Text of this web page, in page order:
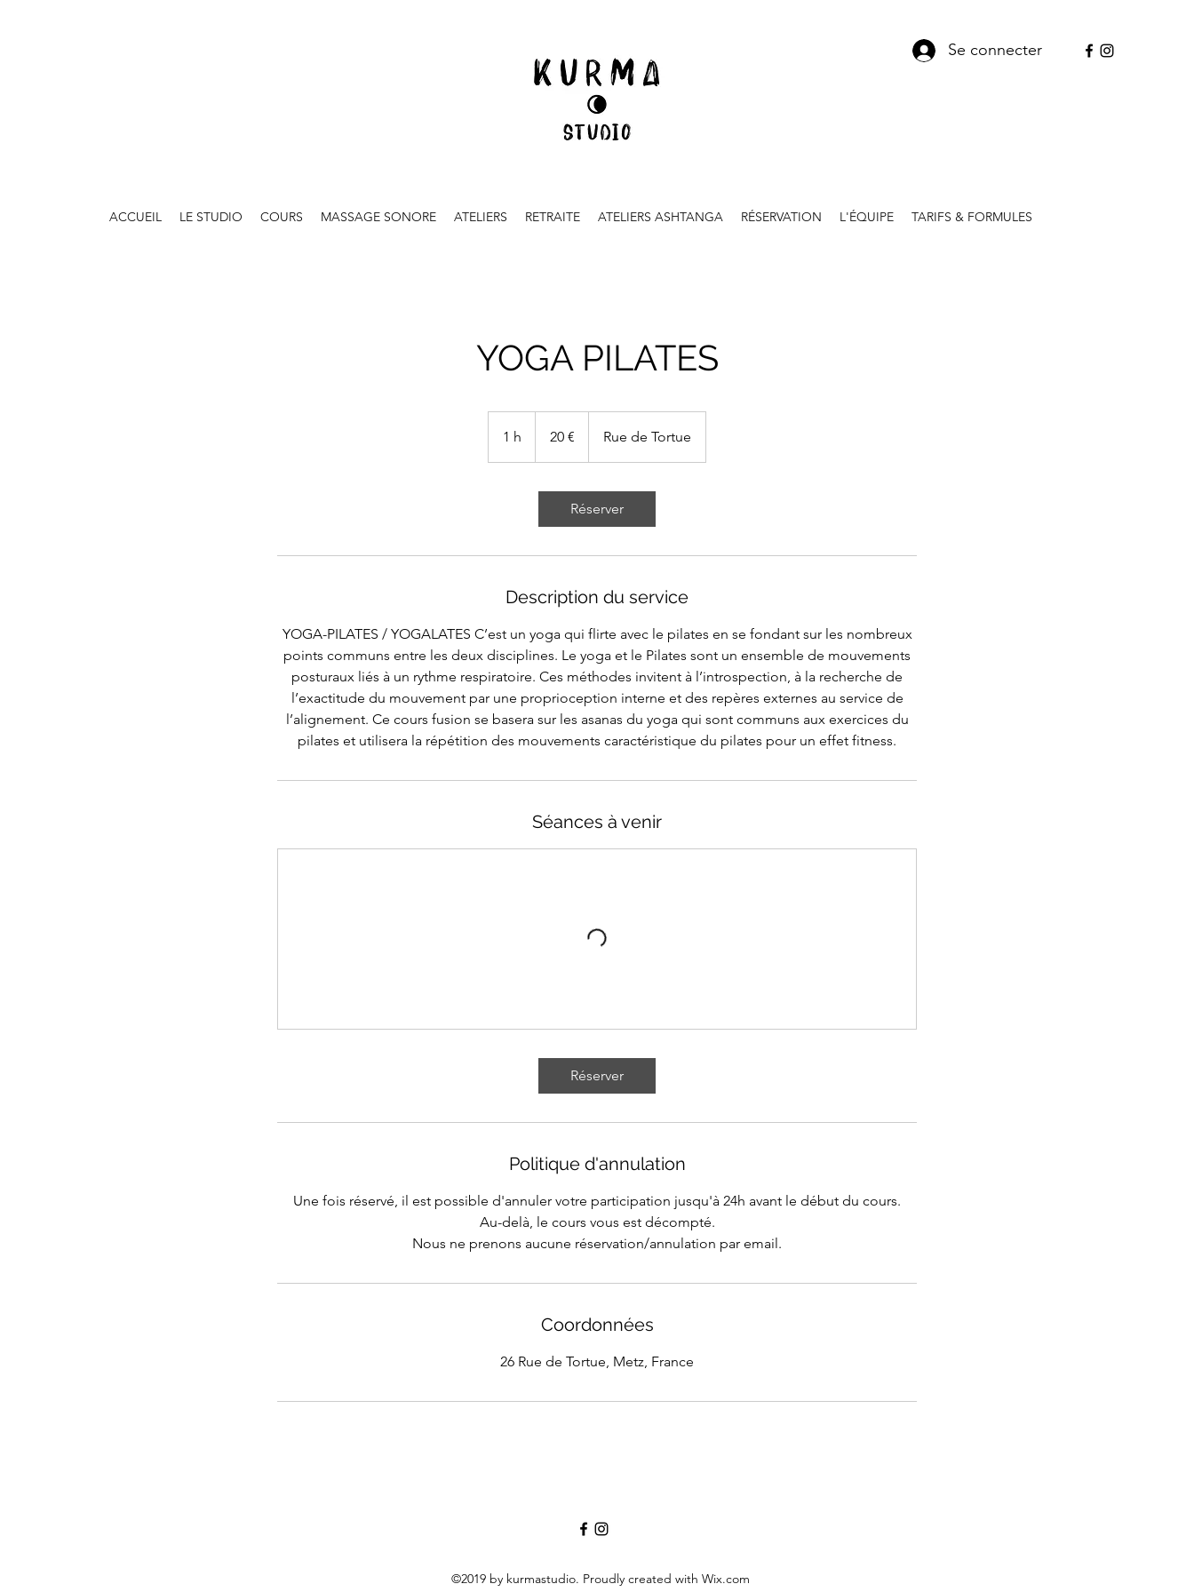
Se connecter
ACCUEIL LE STUDIO COURS MASSAGE SONORE ATELIERS RETRAITE ATELIERS ASHTANGA RÉSERVATION L'ÉQUIPE TARIFS & FORMULES
YOGA PILATES
1 h 20 € Rue de Tortue
Réserver
Description du service
YOGA-PILATES / YOGALATES C’est un yoga qui flirte avec le pilates en se fondant sur les nombreux
points communs entre les deux disciplines. Le yoga et le Pilates sont un ensemble de mouvements
posturaux liés à un rythme respiratoire. Ces méthodes invitent à l’introspection, à la recherche de
l’exactitude du mouvement par une proprioception interne et des repères externes au service de
l’alignement. Ce cours fusion se basera sur les asanas du yoga qui sont communs aux exercices du
pilates et utilisera la répétition des mouvements caractéristique du pilates pour un effet fitness.
Séances à venir
Réserver
Politique d'annulation
Une fois réservé, il est possible d'annuler votre participation jusqu'à 24h avant le début du cours.
Au-delà, le cours vous est décompté.
Nous ne prenons aucune réservation/annulation par email.
Coordonnées
26 Rue de Tortue, Metz, France
©2019 by kurmastudio. Proudly created with Wix.com